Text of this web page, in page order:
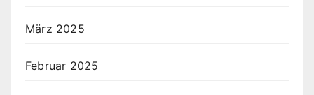
März 2025
Februar 2025